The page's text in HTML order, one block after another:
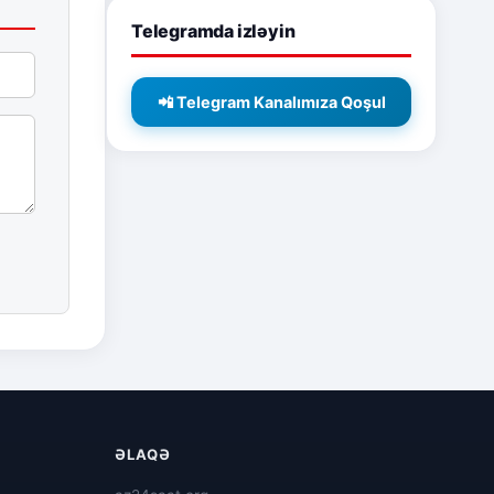
Telegramda izləyin
📲 Telegram Kanalımıza Qoşul
ƏLAQƏ